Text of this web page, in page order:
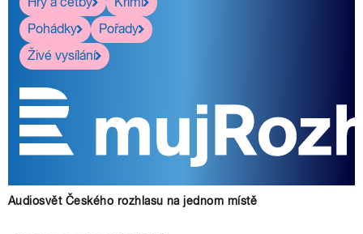
Pohádky
Pořady
Živé vysílání
Audiosvět Českého rozhlasu na jednom místě